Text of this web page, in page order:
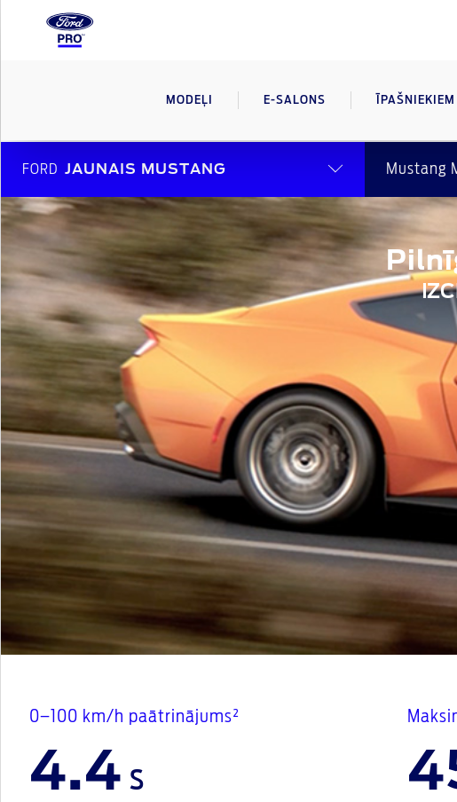
MODEĻI E-SALONS ĪPAŠNIEKIEM
FORD JAUNAIS MUSTANG Mustang
0–100 km/h paātrinājums²
4.4 s